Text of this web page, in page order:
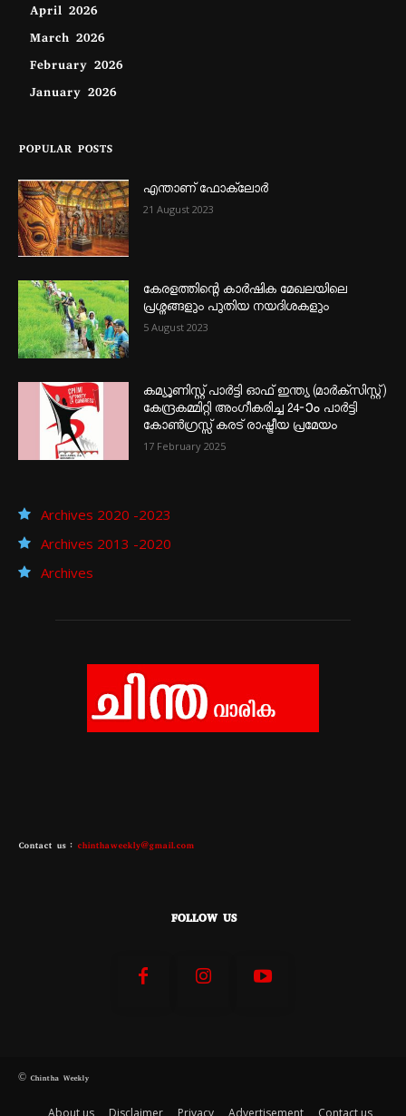
April 2026
March 2026
February 2026
January 2026
POPULAR POSTS
എന്താണ്‌ ഫോക്‌ലോർ
21 August 2023
കേരളത്തിന്റെ കാർഷിക മേഖലയിലെ
പ്രശ്നങ്ങളും പുതിയ നയദിശകളും
5 August 2023
കമ്യൂണിസ്റ്റ് പാർട്ടി ഓഫ് ഇന്ത്യ (മാർക്സിസ്റ്റ്)
കേന്ദ്രകമ്മിറ്റി അംഗീകരിച്ച 24‐ാം പാർട്ടി
കോൺഗ്രസ്സ് കരട് രാഷ്ട്രീയ പ്രമേയം
17 February 2025
Archives 2020 -2023
Archives 2013 -2020
Archives
Contact us : chinthaweekly@gmail.com
FOLLOW US
© Chintha Weekly
About us Disclaimer Privacy Advertisement Contact us